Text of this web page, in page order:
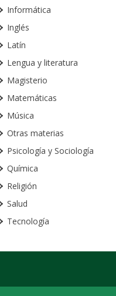
Informática
Inglés
Latín
Lengua y literatura
Magisterio
Matemáticas
Música
Otras materias
Psicología y Sociología
Química
Religión
Salud
Tecnología